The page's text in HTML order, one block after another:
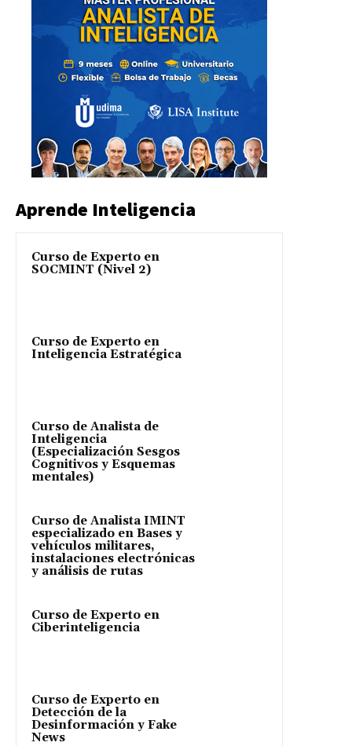
Aprende Inteligencia
Curso de Experto en
SOCMINT (Nivel 2)
Curso de Experto en
Inteligencia Estratégica
Curso de Analista de
Inteligencia
(Especialización Sesgos
Cognitivos y Esquemas
mentales)
Curso de Analista IMINT
especializado en Bases y
vehículos militares,
instalaciones electrónicas
y análisis de rutas
Curso de Experto en
Ciberinteligencia
Curso de Experto en
Detección de la
Desinformación y Fake
News